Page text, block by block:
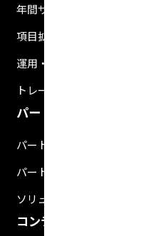
年間サポートサービス
項目拡張
運用・開発支援ツール
トレーニング
パートナー
パートナー検索
パートナー制度
ソリューション
コンテンツ